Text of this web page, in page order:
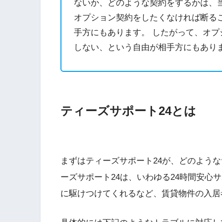
ないか、どのような契約をするかは
オプション契約をしたくなければ断
手方にもあります。 したがって、オ
しない、という自由が相手方にもあり
ティーズサポート24とは
まずはティーズサポート24が、どのよう
ーズサポート24は、いわゆる24時間安心
に駆けつけてくれるなど、賃貸物件の入